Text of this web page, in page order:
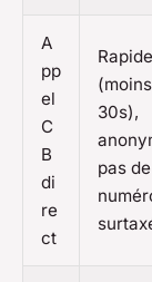
A
pp
el
C
B
di
re
ct
Rapide
30s),
pas de